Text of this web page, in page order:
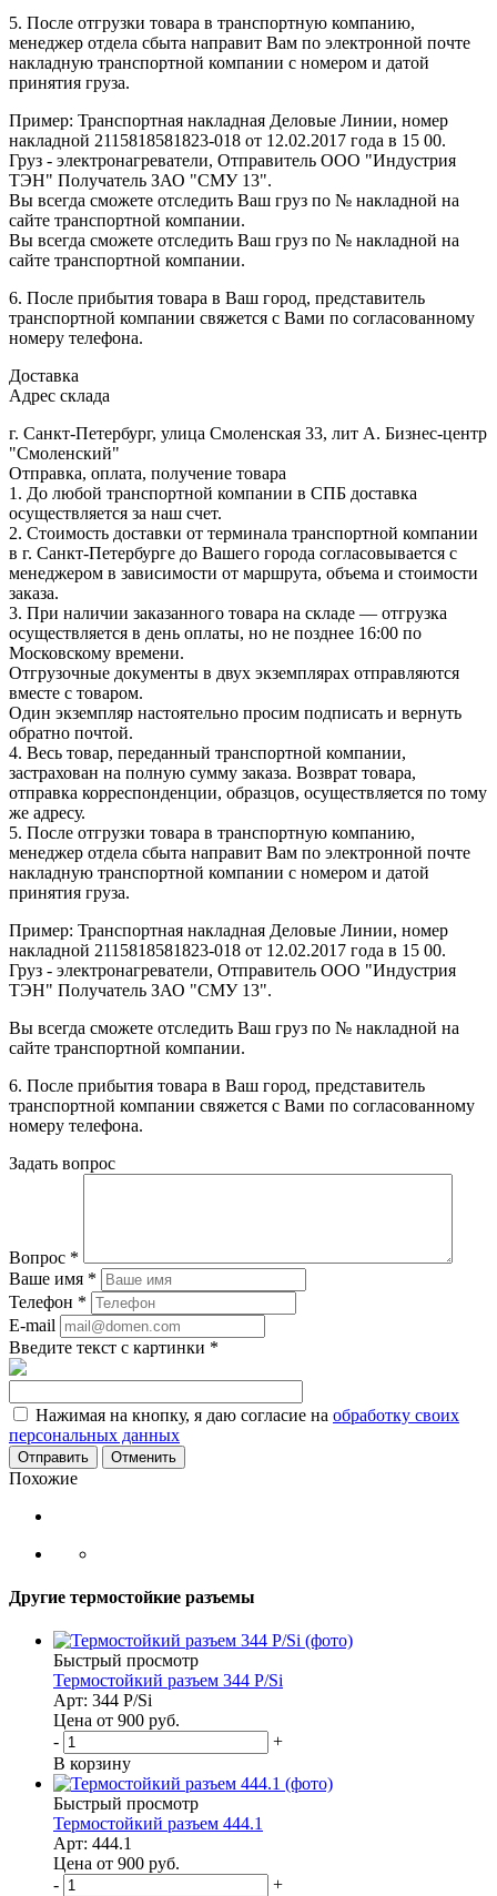
5. После отгрузки товара в транспортную компанию,
менеджер отдела сбыта направит Вам по электронной почте
накладную транспортной компании с номером и датой
принятия груза.
Пример: Транспортная накладная Деловые Линии, номер
накладной 2115818581823-018 от 12.02.2017 года в 15 00.
Груз - электронагреватели, Отправитель ООО "Индустрия
ТЭН" Получатель ЗАО "СМУ 13".
Вы всегда сможете отследить Ваш груз по № накладной на
сайте транспортной компании.
Вы всегда сможете отследить Ваш груз по № накладной на
сайте транспортной компании.
6. После прибытия товара в Ваш город, представитель
транспортной компании свяжется с Вами по согласованному
номеру телефона.
Доставка
Адрес склада
г. Санкт-Петербург, улица Смоленская 33, лит А. Бизнес-центр
"Смоленский"
Отправка, оплата, получение товара
1. До любой транспортной компании в СПБ доставка
осуществляется за наш счет.
2. Стоимость доставки от терминала транспортной компании
в г. Санкт-Петербурге до Вашего города согласовывается с
менеджером в зависимости от маршрута, объема и стоимости
заказа.
3. При наличии заказанного товара на складе — отгрузка
осуществляется в день оплаты, но не позднее 16:00 по
Московскому времени.
Отгрузочные документы в двух экземплярах отправляются
вместе с товаром.
Один экземпляр настоятельно просим подписать и вернуть
обратно почтой.
4. Весь товар, переданный транспортной компании,
застрахован на полную сумму заказа. Возврат товара,
отправка корреспонденции, образцов, осуществляется по тому
же адресу.
5. После отгрузки товара в транспортную компанию,
менеджер отдела сбыта направит Вам по электронной почте
накладную транспортной компании с номером и датой
принятия груза.
Пример: Транспортная накладная Деловые Линии, номер
накладной 2115818581823-018 от 12.02.2017 года в 15 00.
Груз - электронагреватели, Отправитель ООО "Индустрия
ТЭН" Получатель ЗАО "СМУ 13".
Вы всегда сможете отследить Ваш груз по № накладной на
сайте транспортной компании.
6. После прибытия товара в Ваш город, представитель
транспортной компании свяжется с Вами по согласованному
номеру телефона.
Задать вопрос
Вопрос *
Ваше имя *
Телефон *
E-mail
Введите текст с картинки *
Нажимая на кнопку, я даю согласие на обработку своих
персональных данных
Отменить
Похожие
Другие термостойкие разъемы
Быстрый просмотр
Термостойкий разъем 344 P/Si
Арт: 344 P/Si
Цена от 900 руб.
-
+
В корзину
Быстрый просмотр
Термостойкий разъем 444.1
Арт: 444.1
Цена от 900 руб.
-
+